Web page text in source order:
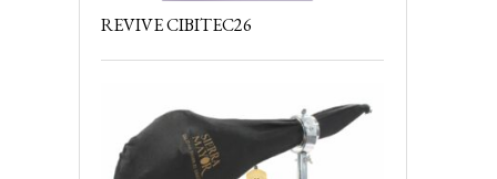
REVIVE CIBITEC26